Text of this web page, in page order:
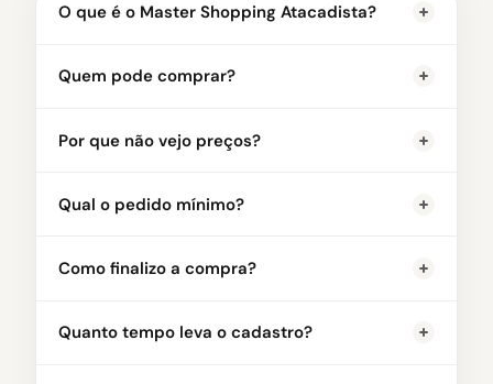
O que é o Master Shopping Atacadista?
Quem pode comprar?
Por que não vejo preços?
Qual o pedido mínimo?
Como finalizo a compra?
Quanto tempo leva o cadastro?